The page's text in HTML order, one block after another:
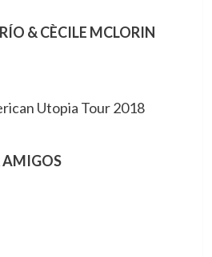
& CÈCILE MCLORIN
Utopia Tour 2018
AMIGOS